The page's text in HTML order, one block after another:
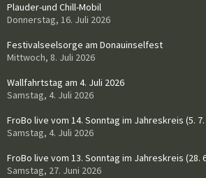
Plauder-und Chill-Mobil
Donnerstag, 16. Juli 2026
Festivalseelsorge am Donauinselfest
Mittwoch, 8. Juli 2026
Wallfahrtstag am 4. Juli 2026
Samstag, 4. Juli 2026
FroBo live vom 14. Sonntag im Jahreskreis (5.
Samstag, 4. Juli 2026
FroBo live vom 13. Sonntag im Jahreskreis (28.
Samstag, 27. Juni 2026